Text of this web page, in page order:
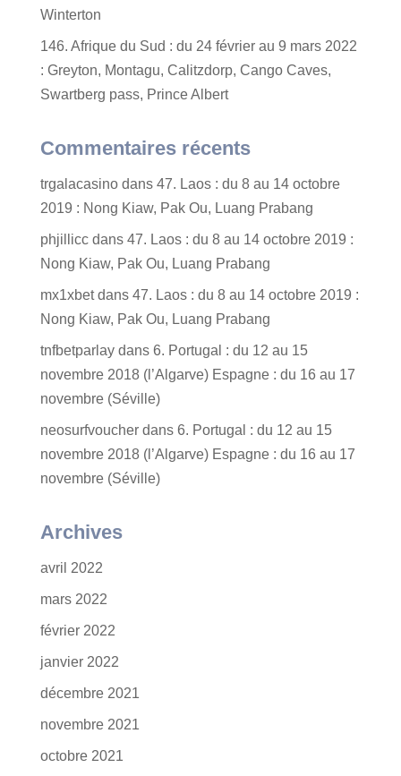
Winterton
146. Afrique du Sud : du 24 février au 9 mars 2022
: Greyton, Montagu, Calitzdorp, Cango Caves,
Swartberg pass, Prince Albert
Commentaires récents
trgalacasinodans 47. Laos : du 8 au 14 octobre
2019 : Nong Kiaw, Pak Ou, Luang Prabang
phjilliccdans 47. Laos : du 8 au 14 octobre 2019 :
Nong Kiaw, Pak Ou, Luang Prabang
mx1xbetdans 47. Laos : du 8 au 14 octobre 2019 :
Nong Kiaw, Pak Ou, Luang Prabang
tnfbetparlaydans 6. Portugal : du 12 au 15
novembre 2018 (l’Algarve) Espagne : du 16 au 17
novembre (Séville)
neosurfvoucherdans 6. Portugal : du 12 au 15
novembre 2018 (l’Algarve) Espagne : du 16 au 17
novembre (Séville)
Archives
avril 2022
mars 2022
février 2022
janvier 2022
décembre 2021
novembre 2021
octobre 2021